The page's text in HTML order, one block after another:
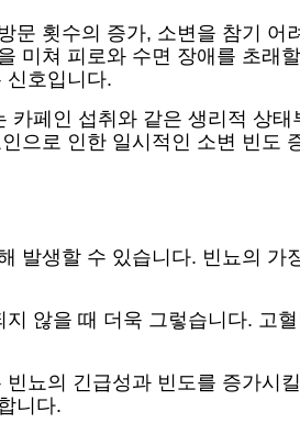
문 횟수의 증가, 소변을 참기
미쳐 피로와 수면 장애를 초
신호입니다.
페인 섭취와 같은 생리적 상
으로 인한 일시적인 소변 빈
발생할 수 있습니다. 빈뇨의
않을 때 더욱 그렇습니다. 고
뇨의 긴급성과 빈도를 증가
니다.